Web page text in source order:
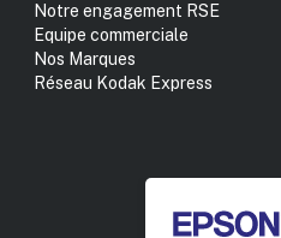
Notre engagement RSE
Equipe commerciale
Nos Marques
Réseau Kodak Express